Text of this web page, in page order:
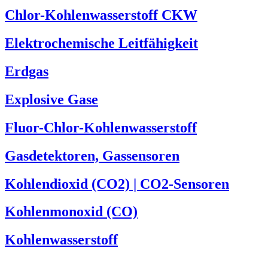
Chlor-Kohlenwasserstoff CKW
Elektrochemische Leitfähigkeit
Erdgas
Explosive Gase
Fluor-Chlor-Kohlenwasserstoff
Gasdetektoren, Gassensoren
Kohlendioxid (CO2) | CO2-Sensoren
Kohlenmonoxid (CO)
Kohlenwasserstoff